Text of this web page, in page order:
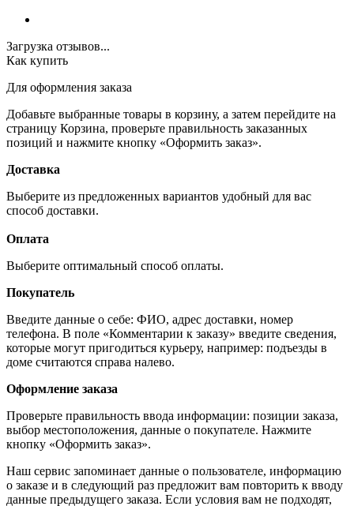
Загрузка отзывов...
Как купить
Для оформления заказа
Добавьте выбранные товары в корзину, а затем перейдите на
страницу Корзина, проверьте правильность заказанных
позиций и нажмите кнопку «Оформить заказ».
Доставка
Выберите из предложенных вариантов удобный для вас
способ доставки.
Оплата
Выберите оптимальный способ оплаты.
Покупатель
Введите данные о себе: ФИО, адрес доставки, номер
телефона. В поле «Комментарии к заказу» введите сведения,
которые могут пригодиться курьеру, например: подъезды в
доме считаются справа налево.
Оформление заказа
Проверьте правильность ввода информации: позиции заказа,
выбор местоположения, данные о покупателе. Нажмите
кнопку «Оформить заказ».
Наш сервис запоминает данные о пользователе, информацию
о заказе и в следующий раз предложит вам повторить к вводу
данные предыдущего заказа. Если условия вам не подходят,